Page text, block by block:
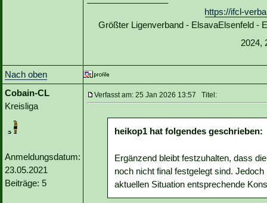
https://ifcl-
Größter Ligenverband - ElsavaElsenfeld -
2024,
Nach oben
Cobain-CL
Kreisliga
Anmeldungsdatum:
23.05.2021
Beiträge: 5
Verfasst am: 25 Jan 2026 13:57 Titel:
heikop1 hat folgendes geschrieben:
Ergänzend bleibt festzuhalten, dass
noch nicht final festgelegt sind.
aktuellen Situation entsprechende